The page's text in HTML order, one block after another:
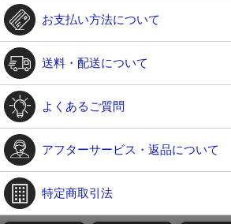
お支払い方法について
送料・配送について
よくあるご質問
アフターサービス・返品について
特定商取引法